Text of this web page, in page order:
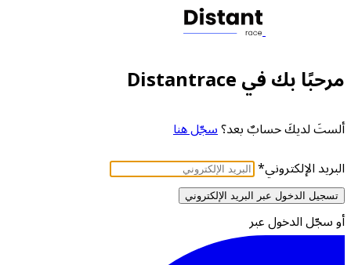
مرحبًا بك في Distantrace
ألستَ لديكَ حسابٌ بعد؟سجّل هنا
البريد الإلكتروني*
تسجيل الدخول عبر البريد الإلكتروني
أو سجّل الدخول عبر